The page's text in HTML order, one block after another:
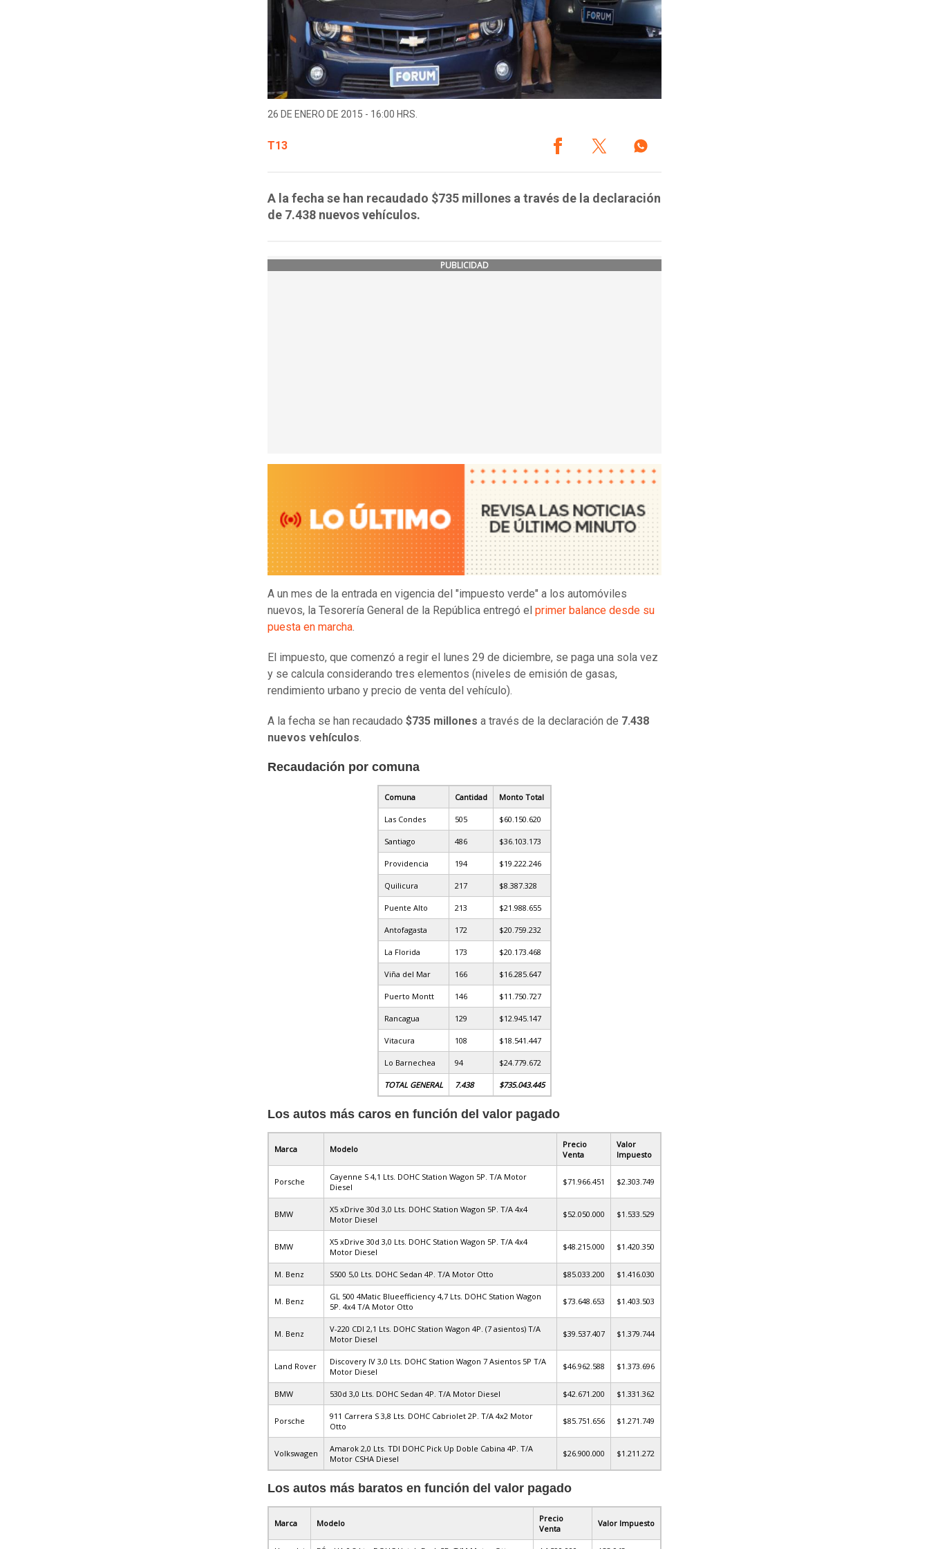
26 DE ENERO DE 2015 - 16:00 HRS.
T13
A la fecha se han recaudado $735 millones a través de la declaración
de 7.438 nuevos vehículos.
PUBLICIDAD
A un mes de la entrada en vigencia del "impuesto verde" a los automóviles
nuevos, la Tesorería General de la República entregó el primer balance desde su
puesta en marcha.
El impuesto, que comenzó a regir el lunes 29 de diciembre, se paga una sola vez
y se calcula considerando tres elementos (niveles de emisión de gasas,
rendimiento urbano y precio de venta del vehículo).
A la fecha se han recaudado $735 millones a través de la declaración de 7.438
nuevos vehículos.
Recaudación por comuna
Comuna Cantidad Monto Total
Las Condes 505 $60.150.620
Santiago 486 $36.103.173
Providencia 194 $19.222.246
Quilicura 217 $8.387.328
Puente Alto 213 $21.988.655
Antofagasta 172 $20.759.232
La Florida 173 $20.173.468
Viña del Mar 166 $16.285.647
Puerto Montt 146 $11.750.727
Rancagua 129 $12.945.147
Vitacura 108 $18.541.447
Lo Barnechea 94 $24.779.672
TOTAL GENERAL 7.438 $735.043.445
Los autos más caros en función del valor pagado
Marca Modelo
Precio
Venta
Valor
Impuesto
Porsche
Cayenne S 4,1 Lts. DOHC Station Wagon 5P. T/A Motor
Diesel
$71.966.451 $2.303.749
BMW
X5 xDrive 30d 3,0 Lts. DOHC Station Wagon 5P. T/A 4x4
Motor Diesel
$52.050.000 $1.533.529
BMW
X5 xDrive 30d 3,0 Lts. DOHC Station Wagon 5P. T/A 4x4
Motor Diesel
$48.215.000 $1.420.350
M. Benz S500 5,0 Lts. DOHC Sedan 4P. T/A Motor Otto $85.033.200 $1.416.030
M. Benz
GL 500 4Matic Blueefficiency 4,7 Lts. DOHC Station Wagon
5P. 4x4 T/A Motor Otto
$73.648.653 $1.403.503
M. Benz
V-220 CDI 2,1 Lts. DOHC Station Wagon 4P. (7 asientos) T/A
Motor Diesel
$39.537.407 $1.379.744
Land Rover
Discovery IV 3,0 Lts. DOHC Station Wagon 7 Asientos 5P T/A
Motor Diesel
$46.962.588 $1.373.696
BMW 530d 3,0 Lts. DOHC Sedan 4P. T/A Motor Diesel $42.671.200 $1.331.362
Porsche
911 Carrera S 3,8 Lts. DOHC Cabriolet 2P. T/A 4x2 Motor
Otto
$85.751.656 $1.271.749
Volkswagen
Amarok 2,0 Lts. TDI DOHC Pick Up Doble Cabina 4P. T/A
Motor CSHA Diesel
$26.900.000 $1.211.272
Los autos más baratos en función del valor pagado
Marca Modelo
Precio
Venta
Valor Impuesto